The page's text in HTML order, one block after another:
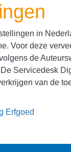
in
Voor deze
de
Servicedesk
van de
Erfgoed